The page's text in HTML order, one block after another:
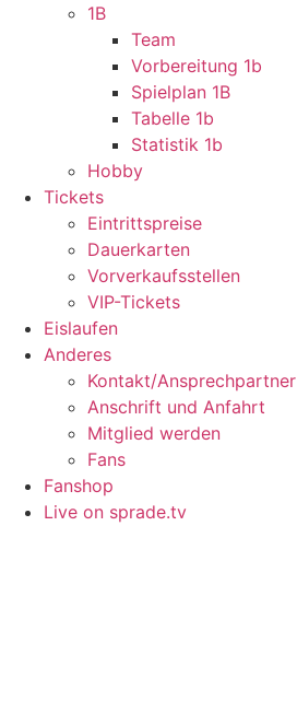
1B
Team
Vorbereitung 1b
Spielplan 1B
Tabelle 1b
Statistik 1b
Hobby
Tickets
Eintrittspreise
Dauerkarten
Vorverkaufsstellen
VIP-Tickets
Eislaufen
Anderes
Kontakt/Ansprechpartner
Anschrift und Anfahrt
Mitglied werden
Fans
Fanshop
Live on sprade.tv